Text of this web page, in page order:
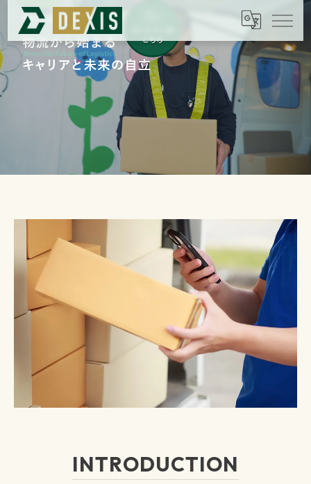
INTRODUCTION